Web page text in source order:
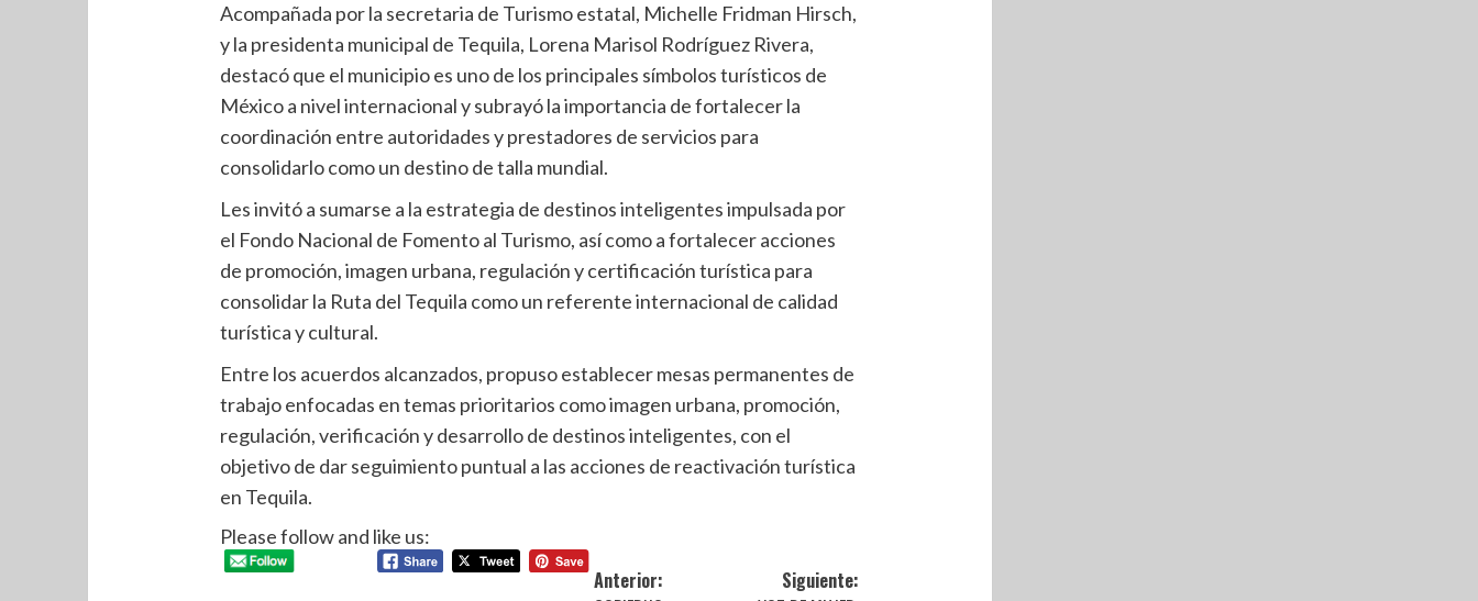
Acompañada por la secretaria de Turismo estatal, Michelle Fridman Hirsch,
y la presidenta municipal de Tequila, Lorena Marisol Rodríguez Rivera,
destacó que el municipio es uno de los principales símbolos turísticos de
México a nivel internacional y subrayó la importancia de fortalecer la
coordinación entre autoridades y prestadores de servicios para
consolidarlo como un destino de talla mundial.
Les invitó a sumarse a la estrategia de destinos inteligentes impulsada por
el Fondo Nacional de Fomento al Turismo, así como a fortalecer acciones
de promoción, imagen urbana, regulación y certificación turística para
consolidar la Ruta del Tequila como un referente internacional de calidad
turística y cultural.
Entre los acuerdos alcanzados, propuso establecer mesas permanentes de
trabajo enfocadas en temas prioritarios como imagen urbana, promoción,
regulación, verificación y desarrollo de destinos inteligentes, con el
objetivo de dar seguimiento puntual a las acciones de reactivación turística
en Tequila.
Please follow and like us:
Anterior:
Siguiente: